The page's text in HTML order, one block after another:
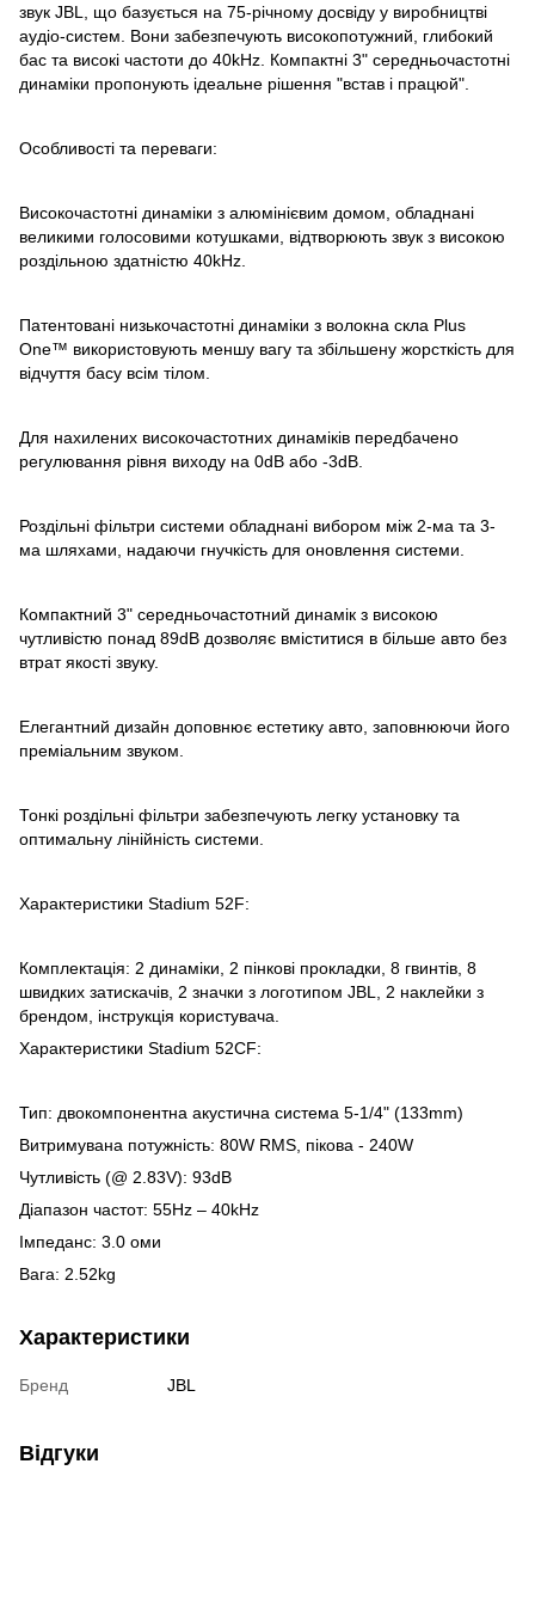
звук JBL, що базується на 75-річному досвіду у виробництві
аудіо-систем. Вони забезпечують високопотужний, глибокий
бас та високі частоти до 40kHz. Компактні 3" середньочастотні
динаміки пропонують ідеальне рішення "встав і працюй".
Особливості та переваги:
Високочастотні динаміки з алюмінієвим домом, обладнані
великими голосовими котушками, відтворюють звук з високою
роздільною здатністю 40kHz.
Патентовані низькочастотні динаміки з волокна скла Plus
One™ використовують меншу вагу та збільшену жорсткість для
відчуття басу всім тілом.
Для нахилених високочастотних динаміків передбачено
регулювання рівня виходу на 0dB або -3dB.
Роздільні фільтри системи обладнані вибором між 2-ма та 3-
ма шляхами, надаючи гнучкість для оновлення системи.
Компактний 3" середньочастотний динамік з високою
чутливістю понад 89dB дозволяє вміститися в більше авто без
втрат якості звуку.
Елегантний дизайн доповнює естетику авто, заповнюючи його
преміальним звуком.
Тонкі роздільні фільтри забезпечують легку установку та
оптимальну лінійність системи.
Характеристики Stadium 52F:
Комплектація: 2 динаміки, 2 пінкові прокладки, 8 гвинтів, 8
швидких затискачів, 2 значки з логотипом JBL, 2 наклейки з
брендом, інструкція користувача.
Характеристики Stadium 52CF:
Тип: двокомпонентна акустична система 5-1/4" (133mm)
Витримувана потужність: 80W RMS, пікова - 240W
Чутливість (@ 2.83V): 93dB
Діапазон частот: 55Hz – 40kHz
Імпеданс: 3.0 оми
Вага: 2.52kg
Характеристики
Бренд JBL
Відгуки